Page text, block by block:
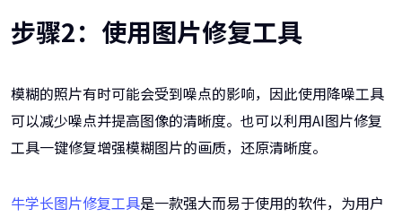
步骤2：使用图片修复工具
模糊的照片有时可能会受到噪点的影响，因此使用降噪工具
可以减少噪点并提高图像的清晰度。也可以利用AI图片修复
工具一键修复增强模糊图片的画质，还原清晰度。
牛学长图片修复工具是一款强大而易于使用的软件，为用户